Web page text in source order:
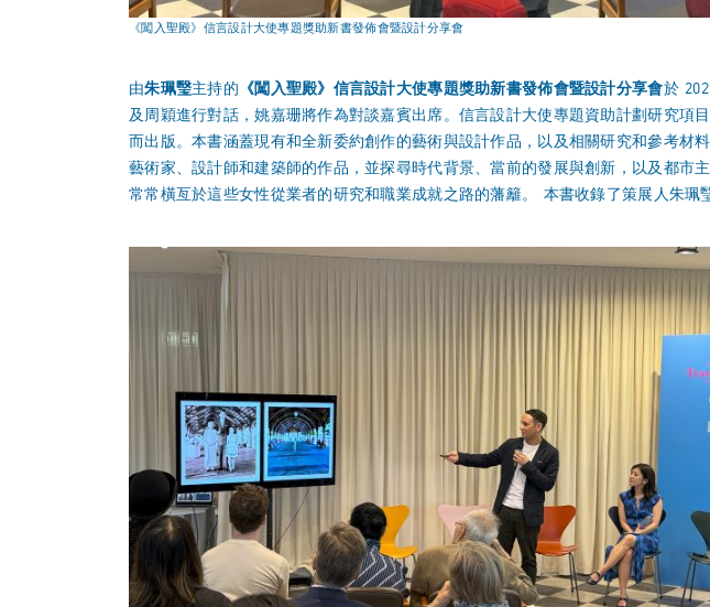
《闖入聖殿》信言設計大使專題獎助新書發佈會暨設計分享會
由朱珮瑿主持的 《闖入聖殿》信言設計大使專題獎助新書發佈會暨設計分享會於
及周穎進行對話，姚嘉珊將作為對談嘉賓出席。信言設計大使專題資助計劃研究
而出版。本書涵蓋現有和全新委約創作的藝術與設計作品，以及相關研究和參考材
藝術家、設計師和建築師的作品，並探尋時代背景、當前的發展與創新，以及都市
常常橫亙於這些女性從業者的研究和職業成就之路的藩籬。 本書收錄了策展人朱